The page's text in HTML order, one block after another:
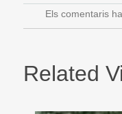
Els comentaris
Related